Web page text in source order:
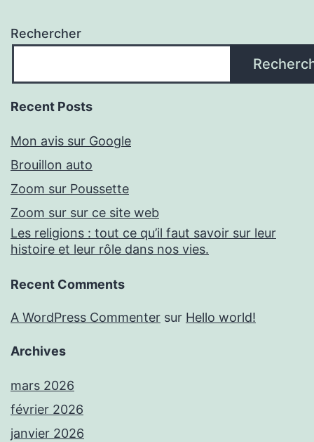
Rechercher
Recent Posts
Mon avis sur Google
Brouillon auto
Zoom sur Poussette
Zoom sur sur ce site web
Les religions : tout ce qu’il faut savoir sur leur
histoire et leur rôle dans nos vies.
Recent Comments
A WordPress Commenter sur Hello world!
Archives
mars 2026
février 2026
janvier 2026